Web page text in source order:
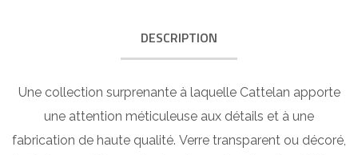
DESCRIPTION
Une collection surprenante à laquelle Cattelan apporte
une attention méticuleuse aux détails et à une
fabrication de haute qualité. Verre transparent ou décoré,